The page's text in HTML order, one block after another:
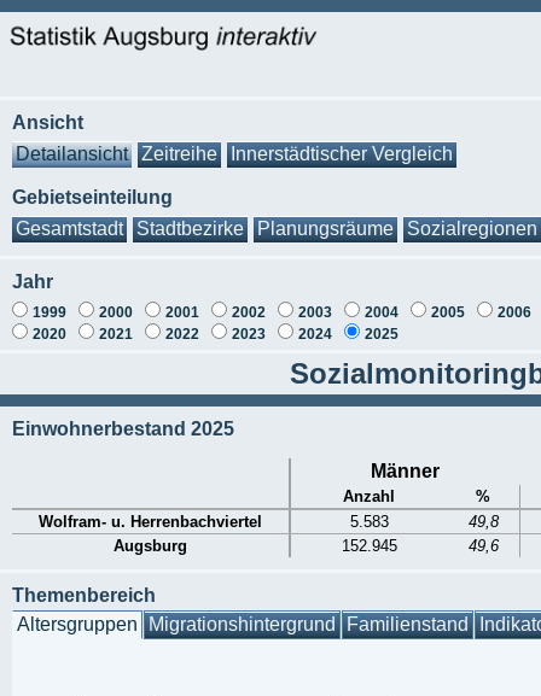
Ansicht
Detailansicht
Zeitreihe Innerstädtischer Vergleich
Gebietseinteilung
Gesamtstadt
Stadtbezirke Planungsräume Sozialregionen
Jahr
1999 2000 2001 2002 2003 2004 2005
2006
2020
2021 2022 2023 2024 2025
Einwohnerbestand 2025
Männer
Anzahl
%
Wolfram- u. Herrenbachviertel
5.583
49,8
Augsburg
152.945 49,6
Themenbereich
Altersgruppen Migrationshintergrund Familienstand